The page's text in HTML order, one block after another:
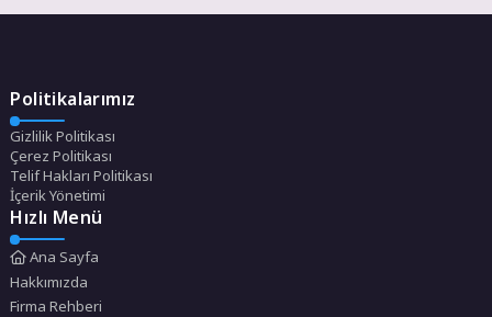
Politikalarımız
Gizlilik Politikası
Çerez Politikası
Telif Hakları Politikası
İçerik Yönetimi
Hızlı Menü
Ana Sayfa
Hakkımızda
Firma Rehberi